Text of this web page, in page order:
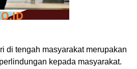
di tengah masyarakat merupakan
kepada masyarakat.